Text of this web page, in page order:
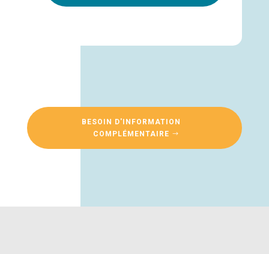
BESOIN D'INFORMATION
COMPLÉMENTAIRE